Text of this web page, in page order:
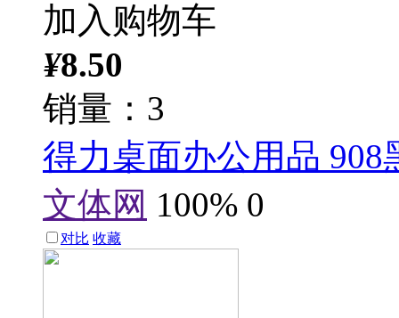
加入购物车
¥8.50
销量：3
得力桌面办公用品
文体网 100% 0
对比 收藏